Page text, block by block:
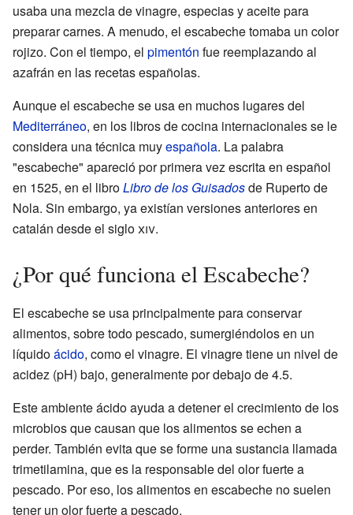
usaba una mezcla de vinagre, especias y aceite para
preparar carnes. A menudo, el escabeche tomaba un color
rojizo. Con el tiempo, el pimentón fue reemplazando al
azafrán en las recetas españolas.
Aunque el escabeche se usa en muchos lugares del
Mediterráneo, en los libros de cocina internacionales se le
considera una técnica muyespañola. La palabra
"escabeche" apareció por primera vez escrita en español
en 1525, en el libroLibro de los Guisadosde Ruperto de
Nola. Sin embargo, ya existían versiones anteriores en
catalán desde el sigloxiv.
¿Por qué funciona el Escabeche?
El escabeche se usa principalmente para conservar
alimentos, sobre todo pescado, sumergiéndolos en un
líquidoácido, como el vinagre. El vinagre tiene un nivel de
acidez (pH) bajo, generalmente por debajo de 4.5.
Este ambiente ácido ayuda a detener el crecimiento de los
microbios que causan que los alimentos se echen a
perder. También evita que se forme una sustancia llamada
trimetilamina, que es la responsable del olor fuerte a
pescado. Por eso, los alimentos en escabeche no suelen
tener un olor fuerte a pescado.